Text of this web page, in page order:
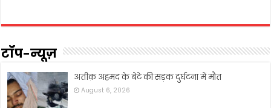
टॉप-न्यूज़
अतीक़ अहमद के बेटे की सड़क दुर्घटना में मौत
August 6, 2026